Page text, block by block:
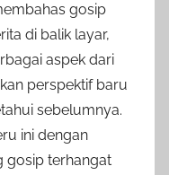
gosip
di balik layar,
aspek dari
perspektif baru
sebelumnya.
ini dengan
gosip terhangat